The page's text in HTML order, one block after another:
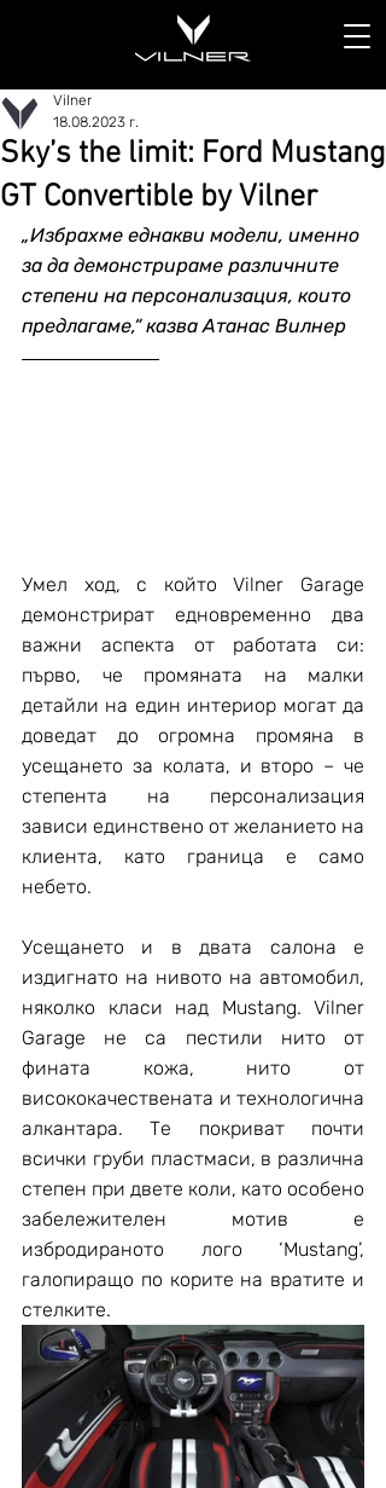
Sky’s the limit: Ford Mustang
GT Convertible by Vilner
Vilner
18.08.2023 г.
„Избрахме еднакви модели, именно
за да демонстрираме различните
степени на персонализация, които
предлагаме,“ казва Атанас Вилнер
Умел ход, с който Vilner Garage
демонстрират едновременно два
важни аспекта от работата си:
първо, че промяната на малки
детайли на един интериор могат да
доведат до огромна промяна в
усещането за колата, и второ – че
степента на персонализация
зависи единствено от желанието на
клиента, като граница е само
небето.
Усещането и в двата салона е
издигнато на нивото на автомобил,
няколко класи над Mustang. Vilner
Garage не са пестили нито от
фината кожа, нито от
висококачествената и технологична
алкантара. Те покриват почти
всички груби пластмаси, в различна
степен при двете коли, като особено
забележителен мотив е
избродираното лого ‘Mustang’,
галопиращо по корите на вратите и
стелките.